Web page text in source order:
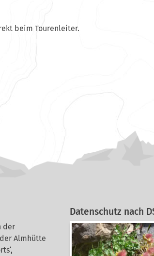
beim Tourenleiter.
der
Almhütte
Datenschutz nach